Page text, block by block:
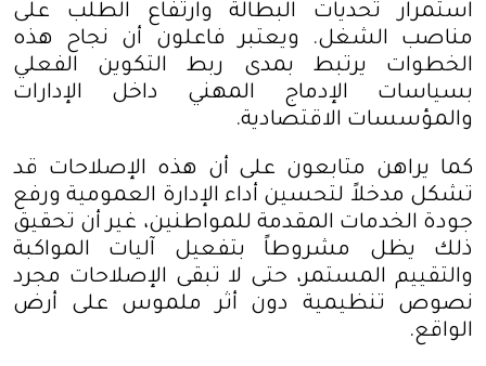
استمرار تحديات البطالة وارتفاع الطلب على
مناصب الشغل. ويعتبر فاعلون أن نجاح هذه
الخطوات يرتبط بمدى ربط التكوين الفعلي
بسياسات الإدماج المهني داخل الإدارات
والمؤسسات الاقتصادية.
كما يراهن متابعون على أن هذه الإصلاحات قد
تشكل مدخلاً لتحسين أداء الإدارة العمومية ورفع
جودة الخدمات المقدمة للمواطنين، غير أن تحقيق
ذلك يظل مشروطاً بتفعيل آليات المواكبة
والتقييم المستمر، حتى لا تبقى الإصلاحات مجرد
نصوص تنظيمية دون أثر ملموس على أرض
الواقع.